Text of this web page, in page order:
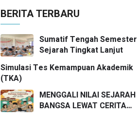
BERITA TERBARU
Sumatif Tengah Semester
Sejarah Tingkat Lanjut
Simulasi Tes Kemampuan Akademik
(TKA)
MENGGALI NILAI SEJARAH
BANGSA LEWAT CERITA